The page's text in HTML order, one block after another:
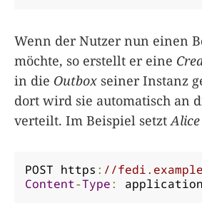
Wenn der Nutzer nun einen
möchte, so erstellt er eine
in die Outbox seiner Instanz
dort wird sie automatisch an
verteilt. Im Beispiel setzt Alice
POST https : //
Content-Type: application